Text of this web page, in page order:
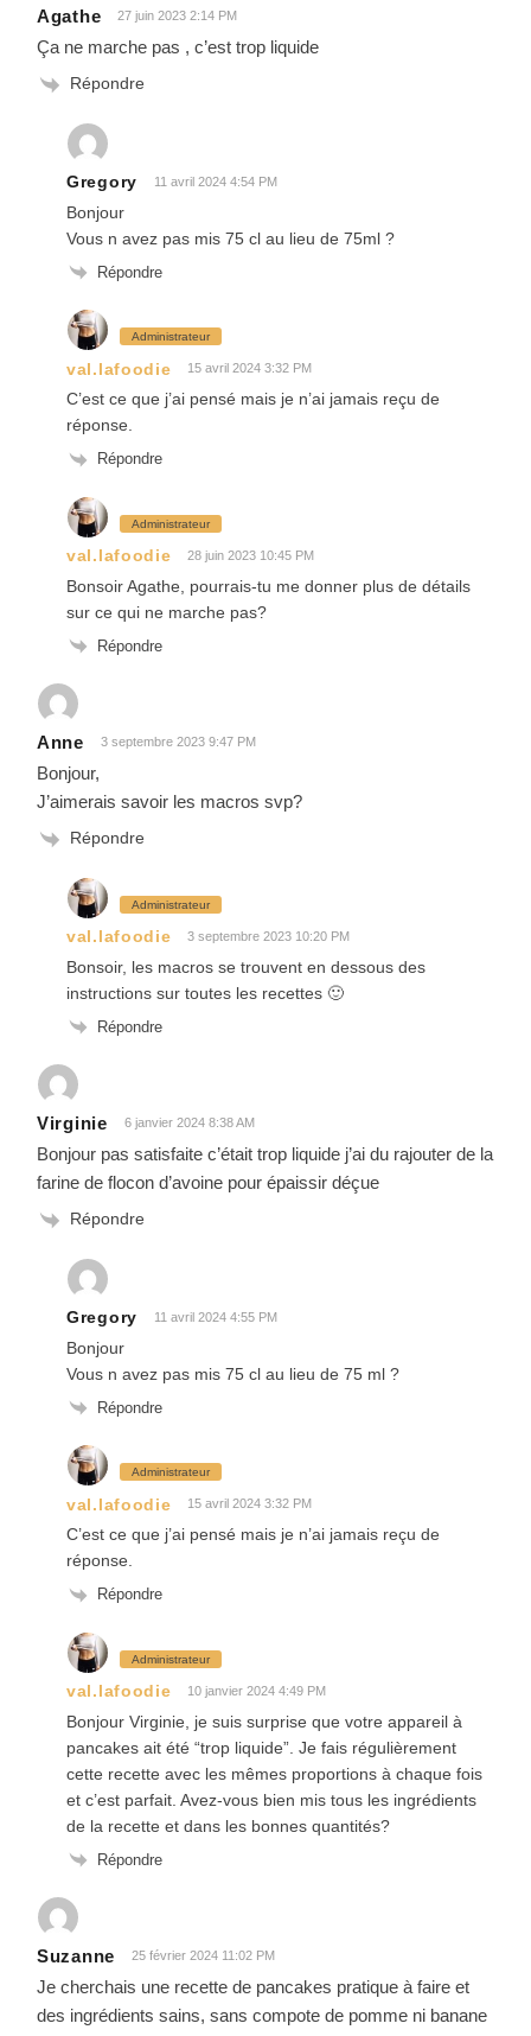
Agathe 27 juin 2023 2:14 PM
Ça ne marche pas , c’est trop liquide
Répondre
Gregory 11 avril 2024 4:54 PM
Bonjour
Vous n avez pas mis 75 cl au lieu de 75ml ?
Répondre
Administrateur
val.lafoodie 15 avril 2024 3:32 PM
C’est ce que j’ai pensé mais je n’ai jamais reçu de
réponse.
Répondre
Administrateur
val.lafoodie 28 juin 2023 10:45 PM
Bonsoir Agathe, pourrais-tu me donner plus de détails
sur ce qui ne marche pas?
Répondre
Anne 3 septembre 2023 9:47 PM
Bonjour,
J’aimerais savoir les macros svp?
Répondre
Administrateur
val.lafoodie 3 septembre 2023 10:20 PM
Bonsoir, les macros se trouvent en dessous des
instructions sur toutes les recettes 🙂
Répondre
Virginie 6 janvier 2024 8:38 AM
Bonjour pas satisfaite c’était trop liquide j’ai du rajouter de la
farine de flocon d’avoine pour épaissir déçue
Répondre
Gregory 11 avril 2024 4:55 PM
Bonjour
Vous n avez pas mis 75 cl au lieu de 75 ml ?
Répondre
Administrateur
val.lafoodie 15 avril 2024 3:32 PM
C’est ce que j’ai pensé mais je n’ai jamais reçu de
réponse.
Répondre
Administrateur
val.lafoodie 10 janvier 2024 4:49 PM
Bonjour Virginie, je suis surprise que votre appareil à
pancakes ait été “trop liquide”. Je fais régulièrement
cette recette avec les mêmes proportions à chaque fois
et c’est parfait. Avez-vous bien mis tous les ingrédients
de la recette et dans les bonnes quantités?
Répondre
Suzanne 25 février 2024 11:02 PM
Je cherchais une recette de pancakes pratique à faire et
des ingrédients sains, sans compote de pomme ni banane